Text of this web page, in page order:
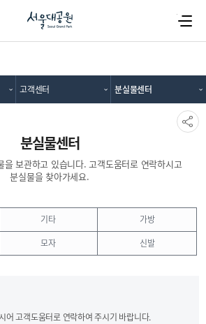
고객센터 분실물센터
SNS공
유
분실물센터
을 보관하고 있습니다. 고객도움터로 연락하시고
분실물을 찾아가세요.
기타
가방
모자 신발
어 고객도움터로 연락하여 주시기 바랍니다.